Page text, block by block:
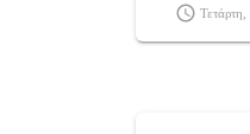
schedule